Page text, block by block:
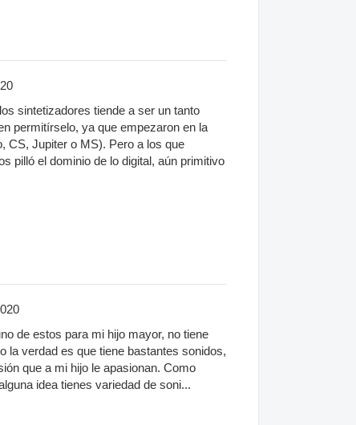
sintetizadores tiende a ser un tanto
permitírselo, ya que empezaron en la
CS, Jupiter o MS). Pero a los que
pilló el dominio de lo digital, aún primitivo
de estos para mi hijo mayor, no tiene
la verdad es que tiene bastantes sonidos,
que a mi hijo le apasionan. Como
idea tienes variedad de soni...